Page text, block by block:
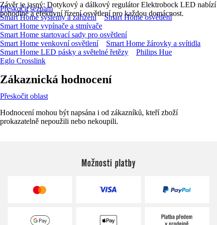
Závěr je jasný: Dotykový a dálkový regulátor Elektrobock LED nabízí
pohodlné a efektivní řízení osvětlení pro každou domácnost.
Přeskočit seznam
Smart Home systémy a zařízení
Smart Home osvětlení
Smart Home vypínače a stmívače
Smart Home startovací sady pro osvětlení
Smart Home venkovní osvětlení
Smart Home žárovky a svítidla
Smart Home LED pásky a světelné řetězy
Philips Hue
Eglo Crosslink
Zákaznická hodnocení
Přeskočit oblast
Hodnocení mohou být napsána i od zákazníků, kteří zboží
prokazatelně nepoužili nebo nekoupili.
Možnosti platby